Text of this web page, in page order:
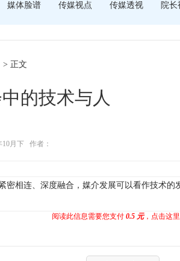
媒体脸谱 传媒视点 传媒透视 院长
> 正文
的技术与人
10月下
作者：
密相连、深度融合，媒介发展可以看作技术的
阅读此信息需要您支付 0.5 元，点击这